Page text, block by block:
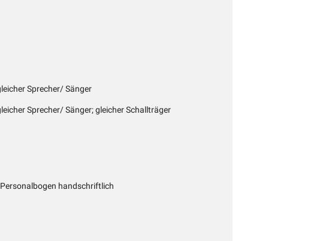
Sprecher/ Sänger
Sprecher/ Sänger; gleicher Schallträger
handschriftlich